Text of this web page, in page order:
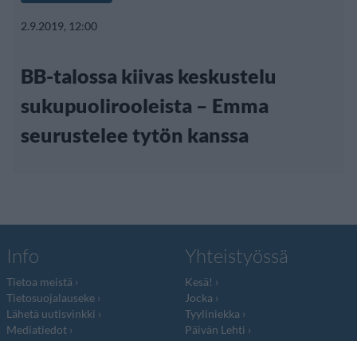
2.9.2019, 12:00
BB-talossa kiivas keskustelu
sukupuolirooleista – Emma
seurustelee tytön kanssa
Info
Tietoa meistä
Tietosuojalauseke
Lähetä uutisvinkki
Mediatiedot
Yhteistyössä
Kesä!
Jocka
Tyyliniekka
Päivän Lehti